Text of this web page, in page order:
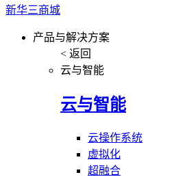
新华三商城
产品与解决方案
< 返回
云与智能
云与智能
云操作系统
虚拟化
超融合